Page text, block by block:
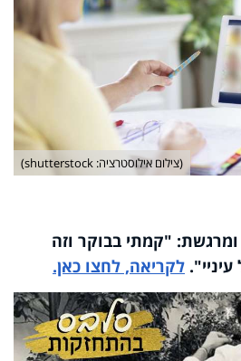
(צילום אילוסטרציה: shutterstock)
"קמתי בבוקר וזה
"
. לקריאה, לחצו כאן.